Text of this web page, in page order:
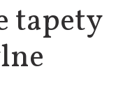
tapety